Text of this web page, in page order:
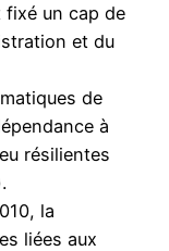
fixé un cap de
et du
de
à
résilientes
la
liées aux